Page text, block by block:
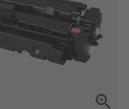
zoom_in